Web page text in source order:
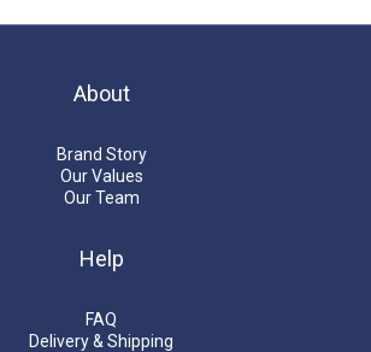
About
Brand Story
Our Values
Our Team
Help
FAQ
Delivery & Shipping